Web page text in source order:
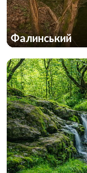
Фалинський